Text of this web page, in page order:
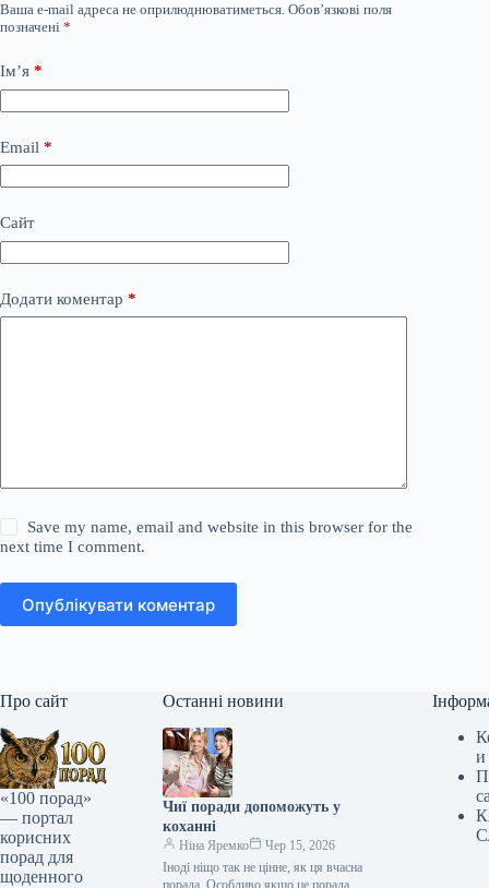
Ваша e-mail адреса не оприлюднюватиметься. Обов’язкові поля
позначені *
Ім’я *
Email *
Сайт
Додати коментар *
Save my name, email and website in this browser for the
next time I comment.
Опублікувати коментар
Про сайт
«100 порад»
— портал
корисних
порад для
щоденного
Останні новини
Чиї поради допоможуть у
коханні
Ніна Яремко
Чер 15, 2026
Іноді ніщо так не цінне, як ця вчасна
порада. Особливо якщо це порада
и